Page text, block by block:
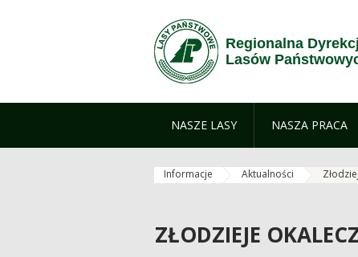
Regionalna
Lasów
NASZE LASY NASZA PRACA
Informacje Aktualności
ZŁODZIEJE